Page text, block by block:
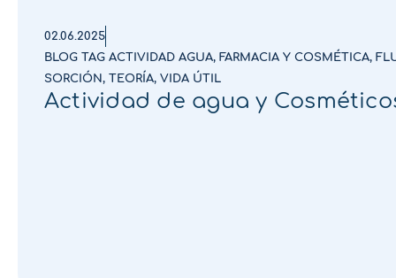
02.06.2025
BLOG TAG ACTIVIDAD AGUA, FARMACIA Y COSMÉTICA,
SORCIÓN, TEORÍA, VIDA ÚTIL
Actividad de agua y